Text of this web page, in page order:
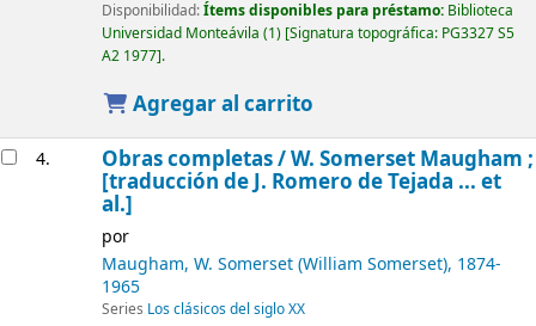
Disponibilidad:Ítems disponibles para préstamo: Biblioteca
Universidad Monteávila (1) Signatura topográfica: PG3327 S5
A2 1977 .
Agregar al carrito
4. Obras completas /W. Somerset Maugham ;
[traducción de J. Romero de Tejada ... et
al.]
por
Maugham, W. Somerset (William Somerset), 1874-
1965
Series Los clásicos del siglo XX